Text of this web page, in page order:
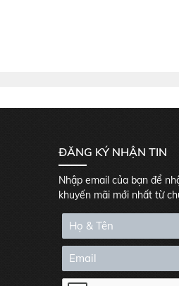
ĐĂNG KÝ NHẬN TIN
Nhập email của bạn để
khuyến mãi mới nhất từ